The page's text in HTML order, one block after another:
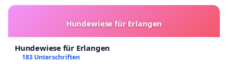
Hundewiese für Erlangen
Hundewiese für Erlangen
183 Unterschriften